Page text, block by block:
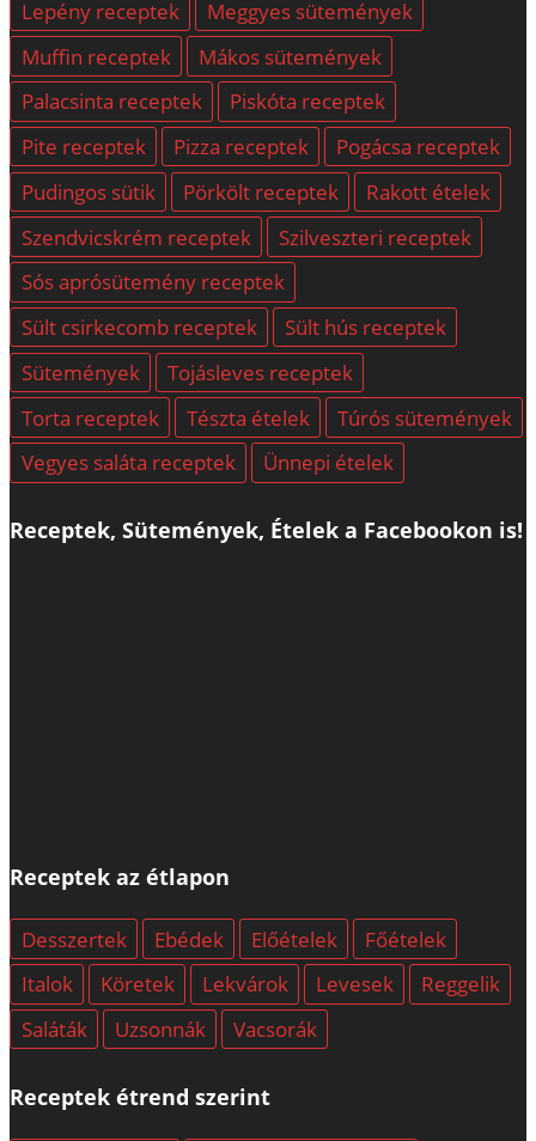
Lepény receptek
Meggyes sütemények
Muffin receptek
Mákos sütemények
Palacsinta receptek
Piskóta receptek
Pite receptek
Pizza receptek
Pogácsa receptek
Pudingos sütik
Pörkölt receptek
Rakott ételek
Szendvicskrém receptek
Szilveszteri receptek
Sós aprósütemény receptek
Sült csirkecomb receptek
Sült hús receptek
Sütemények
Tojásleves receptek
Torta receptek
Tészta ételek
Túrós sütemények
Vegyes saláta receptek
Ünnepi ételek
Receptek, Sütemények, Ételek a Facebookon is!
Receptek az étlapon
Desszertek Ebédek Előételek
Főételek
Italok
Köretek Lekvárok Levesek
Reggelik
Saláták
Uzsonnák Vacsorák
Receptek étrend szerint